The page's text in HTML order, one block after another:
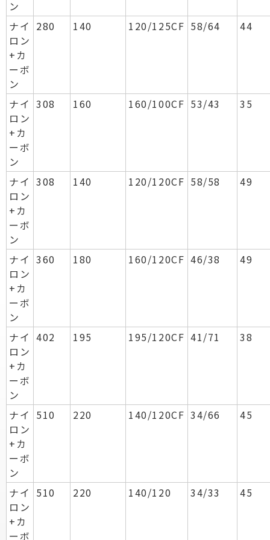
ン
ナイ
ロン
+カ
ーボ
ン
280 140 120/125CF 58/64 44
ナイ
ロン
+カ
ーボ
ン
308 160 160/100CF 53/43 35
ナイ
ロン
+カ
ーボ
ン
308 140 120/120CF 58/58 49
ナイ
ロン
+カ
ーボ
ン
360 180 160/120CF 46/38 49
ナイ
ロン
+カ
ーボ
ン
402 195 195/120CF 41/71 38
ナイ
ロン
+カ
ーボ
ン
510 220 140/120CF 34/66 45
ナイ
ロン
+カ
ーボ
510 220 140/120 34/33 45